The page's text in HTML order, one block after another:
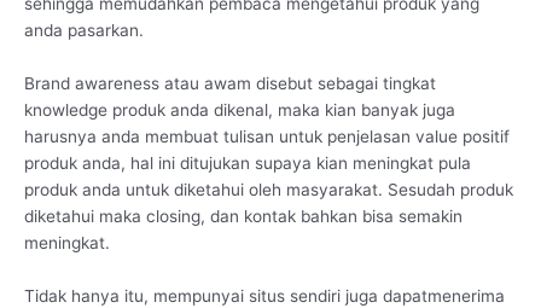
sehingga memudahkan pembaca mengetahui produk yang
anda pasarkan.
Brand awareness atau awam disebut sebagai tingkat
knowledge produk anda dikenal, maka kian banyak juga
harusnya anda membuat tulisan untuk penjelasan value positif
produk anda, hal ini ditujukan supaya kian meningkat pula
produk anda untuk diketahui oleh masyarakat. Sesudah produk
diketahui maka closing, dan kontak bahkan bisa semakin
meningkat.
Tidak hanya itu, mempunyai situs sendiri juga dapatmenerima